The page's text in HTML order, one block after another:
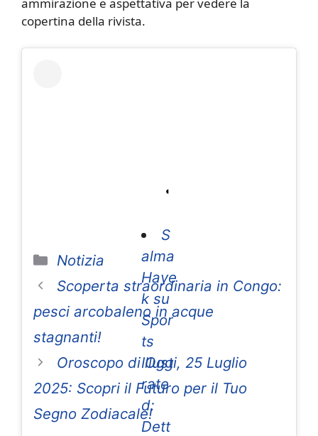
copertina della rivista.
S
alma
Haye
k su
Spor
ts
Illust
rate
d:
Dett
Categorie
Notizia
Scoperta straordinaria in Congo:
pesci arcobaleno in acque
stagnanti!
Oroscopo di Oggi, 25 Luglio
2025: Scopri il Futuro per il Tuo
Segno Zodiacale!